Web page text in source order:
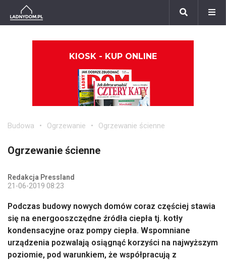
KIOSK - KUP ONLINE
Budowa Ogrzewanie Ogrzewanie ścienne
Ogrzewanie ścienne
Redakcja Pressland
21-06-2019 08:23
Podczas budowy nowych domów coraz częściej stawia
się na energooszczędne źródła ciepła tj. kotły
kondensacyjne oraz pompy ciepła. Wspomniane
urządzenia pozwalają osiągnąć korzyści na najwyższym
poziomie, pod warunkiem, że współpracują z